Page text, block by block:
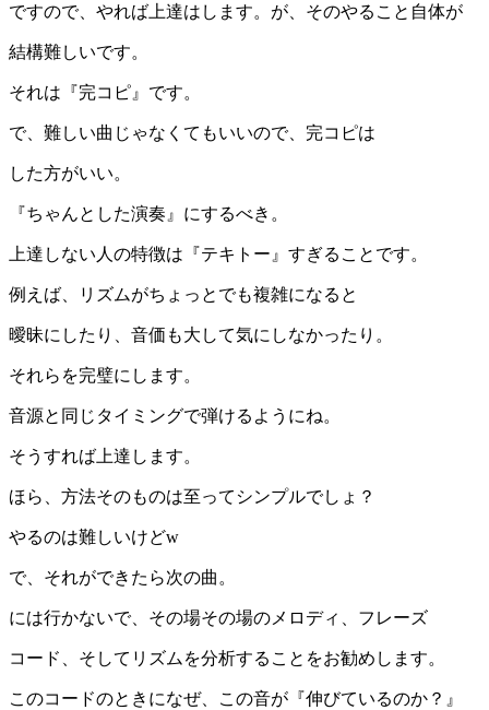
ですので、やれば上達はします。が、そのやること自体が
結構難しいです。
それは『完コピ』です。
で、難しい曲じゃなくてもいいので、完コピは
した方がいい。
『ちゃんとした演奏』にするべき。
上達しない人の特徴は『テキトー』すぎることです。
例えば、リズムがちょっとでも複雑になると
曖昧にしたり、音価も大して気にしなかったり。
それらを完璧にします。
音源と同じタイミングで弾けるようにね。
そうすれば上達します。
ほら、方法そのものは至ってシンプルでしょ？
やるのは難しいけどw
で、それができたら次の曲。
には行かないで、その場その場のメロディ、フレーズ
コード、そしてリズムを分析することをお勧めします。
このコードのときになぜ、この音が『伸びているのか？』